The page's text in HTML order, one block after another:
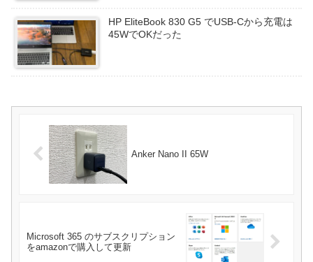
HP EliteBook 830 G5 でUSB-Cから充電は
45WでOKだった
Anker Nano II 65W
Microsoft 365 のサブスクリプション
をamazonで購入して更新